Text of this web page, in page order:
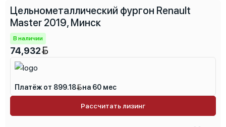
Цельнометаллический фургон Renault
Master 2019, Минск
В наличии
74,932
Платёж от 899.18 на 60 мес
Рассчитать лизинг